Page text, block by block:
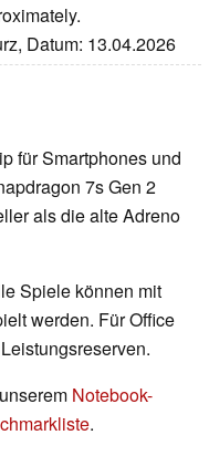
Datum: 13.04.2026
für Smartphones und
7s Gen 2
als die alte Adreno
Spiele können mit
werden. Für Office
Notebook-
.